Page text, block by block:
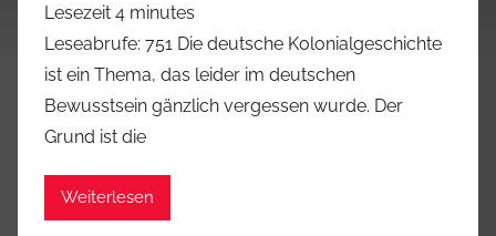
Lesezeit 4 minutes
Leseabrufe: 751 Die deutsche Kolonialgeschichte
ist ein Thema, das leider im deutschen
Bewusstsein gänzlich vergessen wurde. Der
Grund ist die
Weiterlesen